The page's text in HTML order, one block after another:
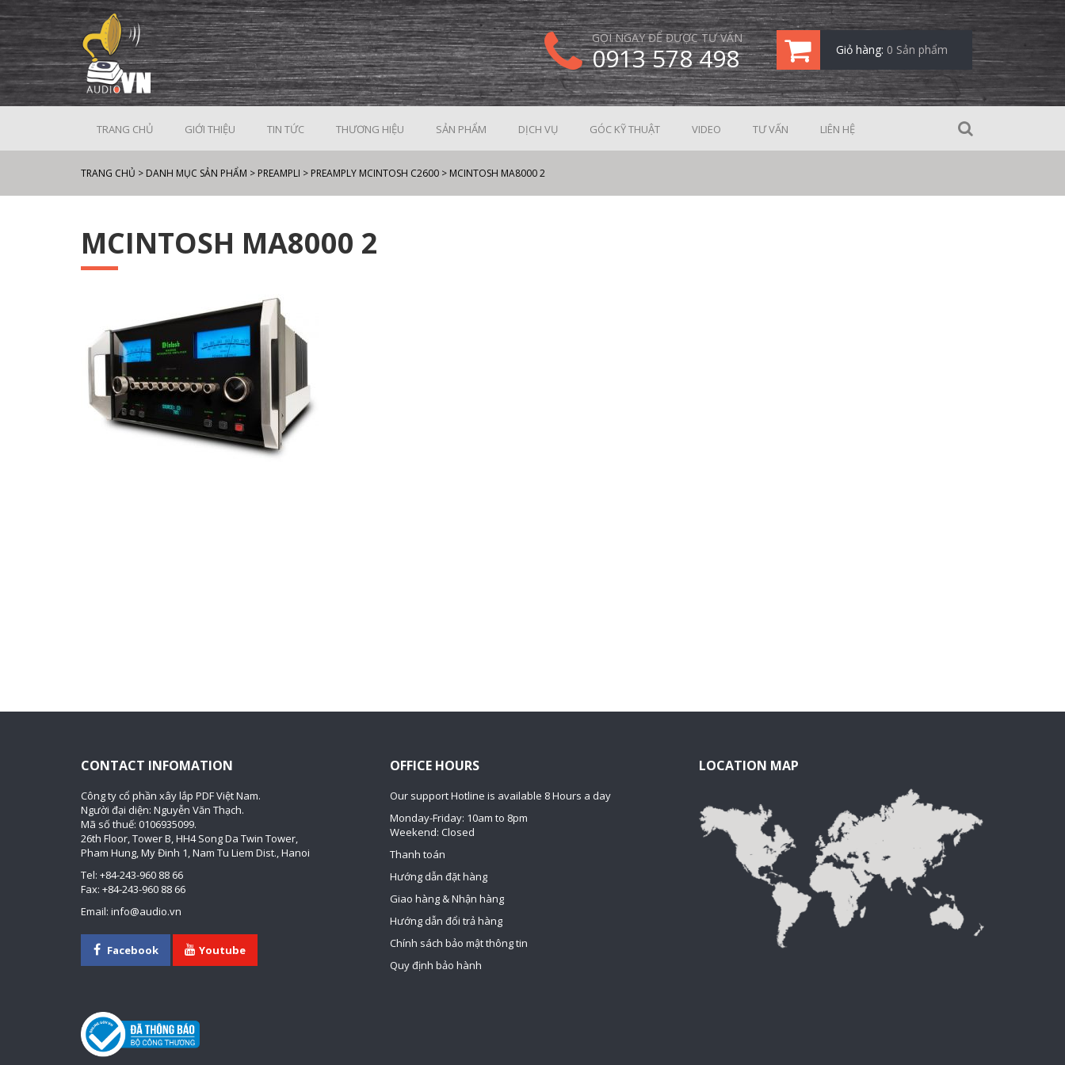
GỌI NGAY ĐỂ ĐƯỢC TƯ VẤN
0913 578 498 Giỏ hàng: 0 Sản phẩm
TRANG CHỦ GIỚI THIỆU TIN TỨC THƯƠNG HIỆU SẢN PHẨM DỊCH VỤ GÓC KỸ THUẬT VIDEO TƯ VẤN LIÊN HỆ
TRANG CHỦ > DANH MỤC SẢN PHẨM > PREAMPLI > PREAMPLY MCINTOSH C2600 > MCINTOSH MA8000 2
MCINTOSH MA8000 2
CONTACT INFOMATION
Công ty cổ phần xây lắp PDF Việt Nam.
Người đại diện: Nguyễn Văn Thạch.
Mã số thuế: 0106935099.
26th Floor, Tower B, HH4 Song Da Twin Tower,
Pham Hung, My Đinh 1, Nam Tu Liem Dist., Hanoi
Tel: +84-243-960 88 66
Fax: +84-243-960 88 66
Email: info@audio.vn
Facebook Youtube
OFFICE HOURS
Our support Hotline is available 8 Hours a day
Monday-Friday: 10am to 8pm
Weekend: Closed
Thanh toán
Hướng dẫn đặt hàng
Giao hàng & Nhận hàng
Hướng dẫn đổi trả hàng
Chính sách bảo mật thông tin
Quy định bảo hành
LOCATION MAP